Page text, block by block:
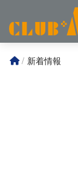
テ
新着情報